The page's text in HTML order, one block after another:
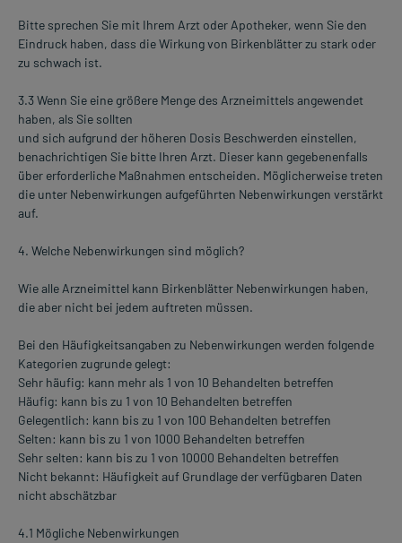
Bitte sprechen Sie mit Ihrem Arzt oder Apotheker, wenn Sie den
Eindruck haben, dass die Wirkung von Birkenblätter zu stark oder
zu schwach ist.
3.3 Wenn Sie eine größere Menge des Arzneimittels angewendet
haben, als Sie sollten
und sich aufgrund der höheren Dosis Beschwerden einstellen,
benachrichtigen Sie bitte Ihren Arzt. Dieser kann gegebenenfalls
über erforderliche Maßnahmen entscheiden. Möglicherweise treten
die unter Nebenwirkungen aufgeführten Nebenwirkungen verstärkt
auf.
4. Welche Nebenwirkungen sind möglich?
Wie alle Arzneimittel kann Birkenblätter Nebenwirkungen haben,
die aber nicht bei jedem auftreten müssen.
Bei den Häufigkeitsangaben zu Nebenwirkungen werden folgende
Kategorien zugrunde gelegt:
Sehr häufig: kann mehr als 1 von 10 Behandelten betreffen
Häufig: kann bis zu 1 von 10 Behandelten betreffen
Gelegentlich: kann bis zu 1 von 100 Behandelten betreffen
Selten: kann bis zu 1 von 1000 Behandelten betreffen
Sehr selten: kann bis zu 1 von 10000 Behandelten betreffen
Nicht bekannt: Häufigkeit auf Grundlage der verfügbaren Daten
nicht abschätzbar
4.1 Mögliche Nebenwirkungen